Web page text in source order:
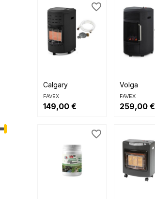
Calgary
FAVEX
149,00 €
favorite_border
Volga
FAVEX
259,00 €
favorite_border